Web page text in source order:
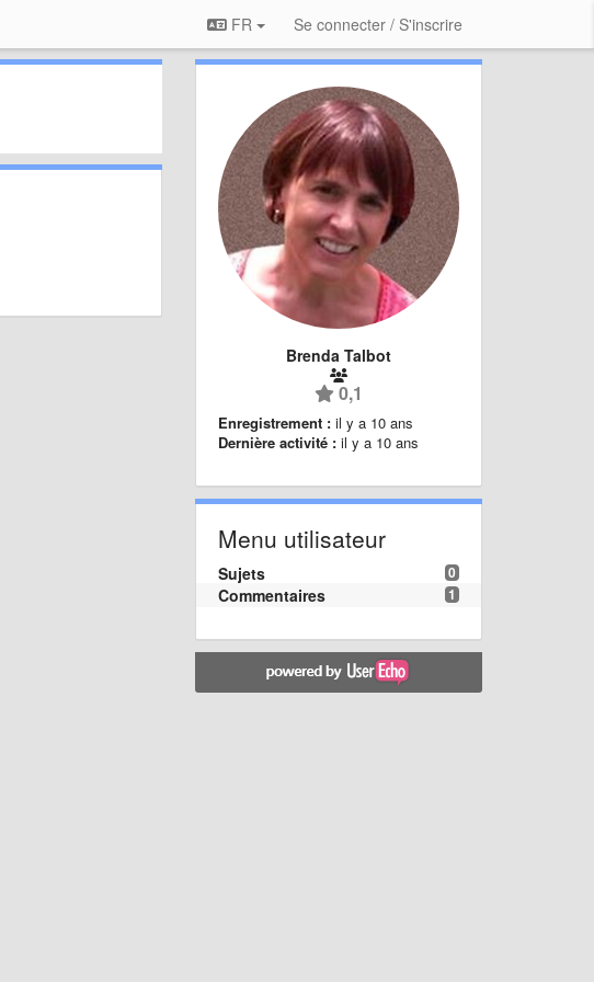
FR Se connecter / S'inscrire
Brenda Talbot
0,1
Enregistrement : il y a 10 ans
Dernière activité : il y a 10 ans
Menu utilisateur
0
Sujets
1
Commentaires